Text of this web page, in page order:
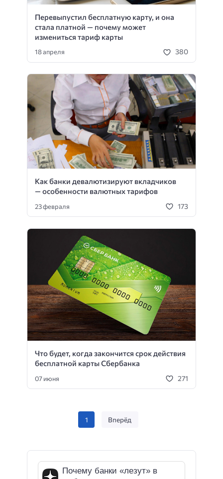
Перевыпустил бесплатную карту, и она
стала платной — почему может
измениться тариф карты
18 апреля 380
Как банки девалютизируют вкладчиков
— особенности валютных тарифов
23 февраля 173
Что будет, когда закончится срок действия
бесплатной карты Сбербанка
07 июня 271
1 Вперёд
Почему банки «лезут» в